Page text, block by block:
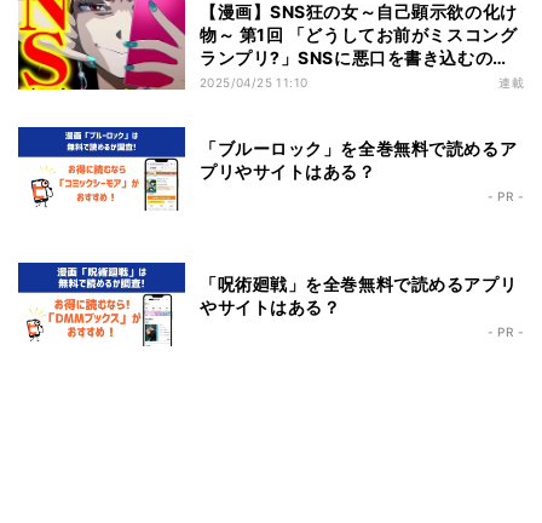
【漫画】SNS狂の女～自己顕示欲の化け
物～ 第1回 「どうしてお前がミスコング
ランプリ?」SNSに悪口を書き込むの
は…
2025/04/25 11:10 連載
「ブルーロック」を全巻無料で読めるア
プリやサイトはある？
- PR -
「呪術廻戦」を全巻無料で読めるアプリ
やサイトはある？
- PR -